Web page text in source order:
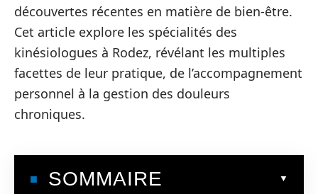
découvertes récentes en matière de bien-être.
Cet article explore les spécialités des
kinésiologues à Rodez, révélant les multiples
facettes de leur pratique, de l’accompagnement
personnel à la gestion des douleurs
chroniques.
SOMMAIRE